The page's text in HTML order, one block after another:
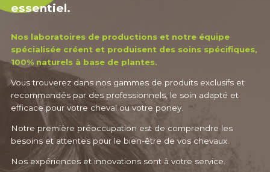
essentiel.
Nos laboratoires de productions et notre équipe
spécialisée créent et produisent des soins spécifiques,
100% naturels à base de plantes.
Vous trouverez dans nos gammes de produits exclusifs et
recommandés par des professionnels, le soin adapté et
efficace pour votre cheval ou votre poney.
Notre première préoccupation est de comprendre les
besoins et attentes pour le bien-être de vos chevaux.
Nos expériences et innovations sont à votre service.